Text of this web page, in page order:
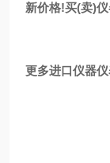
新价格!买(卖)
更多进口仪器